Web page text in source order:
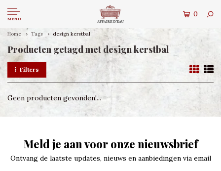
MENU
0
Home Tags design kerstbal
Producten getagd met design kerstbal
Filters
Geen producten gevonden!...
Meld je aan voor onze nieuwsbrief
Ontvang de laatste updates, nieuws en aanbiedingen via email